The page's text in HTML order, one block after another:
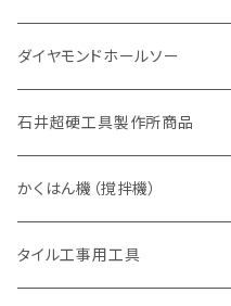
埋設鋳鉄管工事対応タイプ
セグメント
セグメント（特殊凸凹加工チップ
アスファルト切断用
一般道路カッター用
一般道路カッター用
セグメントタイプ
埋設鋳鉄管工事対応タイプ
ヒューム管・U字溝切断用
セグメントタイプ
セグメント（特殊凸凹加工チップ
アスファルト切断用
一般道路カッター用
埋設鋳鉄管工事対応タイプ
セグメントタイプ
アスファルト切断用
一般道路カッター用
305mm（12インチ）
305mm（12インチ）
355mm（14インチ）
U型チップ
125mm（5インチ）
金属用
305mm（12インチ）
355mm（14インチ）
非金属用
305mm（12インチ）
355mm（14インチ）
ダイヤモンドホールソー
石井超硬工具製作所商品
押し切り（タイル切断機）
本体
電動切断機
かくはん機（撹拌機）
本体
タイル工事用工具